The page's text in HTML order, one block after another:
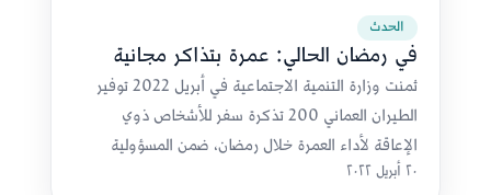
الحدث
في رمضان الحالي: عمرة بتذاكر مجانية
ثمنت وزارة التنمية الاجتماعية في أبريل 2022 توفير
الطيران العماني 200 تذكرة سفر للأشخاص ذوي
الإعاقة لأداء العمرة خلال رمضان، ضمن المسؤولية
الاجتماعية والتكافل وخدمة المجتمع.
٢٠ أبريل ٢٠٢٢